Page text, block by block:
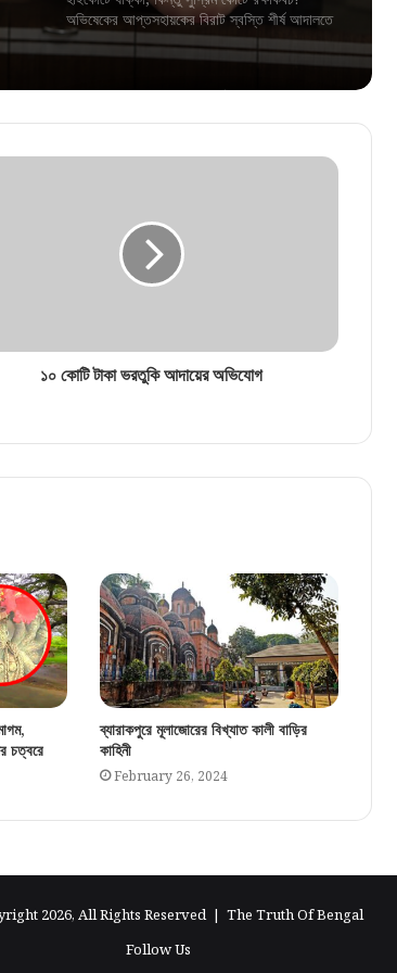
অভিযান, অবৈধ চিহ্নিত ২১ লক্ষের বেশি কার্ড
বেকার যুবক-যুবতীদের জন্য বাম্পার খবর! পুজোর আগেই
ব্যাঙ্ক অ্যাকাউন্টে ঢুকবে ৩০০০ টাকা?
ঘুষ নিতে গিয়ে ফাঁদে! জামবনিতে দুর্নীতি দমন শাখার জালে
বিডিও অফিসের সাব অ্যাসিস্ট্যান্ট ইঞ্জিনিয়ার
অভিষেকের আপ্তসহায়কের বিরাট স্বস্তি শীর্ষ আদালতে
১২৫ দিনের কাজে ভুয়ো জব কার্ডের বিরুদ্ধে কড়া
অভিযান, অবৈধ চিহ্নিত ২১ লক্ষের বেশি কার্ড
১০ কোটি টাকা ভরতুকি আদায়ের অভিযোগ
চত্বরে
ব্যারাকপুরে মূলাজোরের বিখ্যাত কালী বাড়ির
কাহিনী
February 26, 2024
2026, All Rights Reserved | The Truth Of Bengal
Follow Us